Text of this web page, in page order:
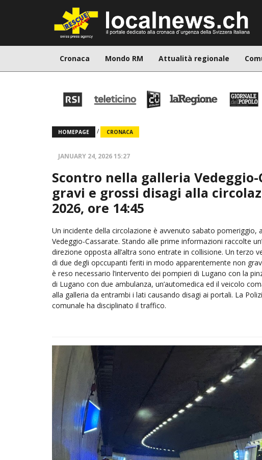
Cronaca Mondo RM Attualità regionale
HOMEPAGE / CRONACA
JANUARY 24, 2026 15:27
Scontro nella galleria
gravi e grossi disagi alla
2026, ore 14:45
Un incidente della circolazione è avvenuto sabato pomeriggio,
Vedeggio-Cassarate. Stando alle prime informazioni raccolte
direzione opposta all’altra sono entrate in collisione. Un terzo
di due degli opccupanti feriti in modo apparentemente non
è reso necessario l’intervento dei pompieri di Lugano con la
di Lugano con due ambulanza, un’automedica ed il veicolo
alla galleria da entrambi i lati causando disagi ai portali. La
comunale ha disciplinato il traffico.